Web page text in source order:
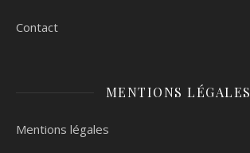
Contact
MENTIONS LÉGALES
Mentions légales